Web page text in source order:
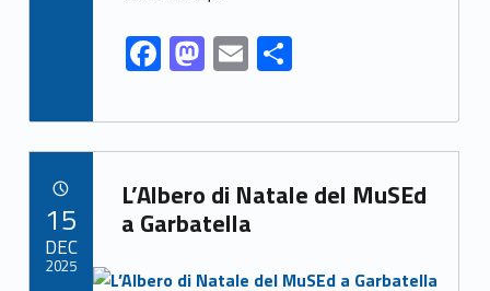
F
ac
e
b
o
o
k
M
as
to
d
o
n
E
m
ai
l
S
ar
e
Link identifier archive #link-archive-19991
L’Albero di Natale del MuSEd
a Garbatella
Link identifier archive #link-archive-thumb-soap-38311
15
DEC
2025